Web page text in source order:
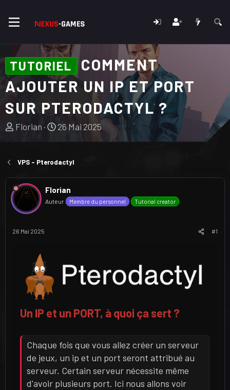
TUTORIEL
COMMENT
AJOUTER UN IP ET PORT
SUR PTERODACTYL ?
A
e
r
d
u
u
Florian
D
e
e
26 Mai 2025
VPS - Pterodactyl
Florian
Auteur Membre du personnel Tutorial creator
26 Mai 2025 #1
Un IP et un PORT, à quoi ça sert ?
Chaque fois que vous allez créer un serveur
de jeux, un ip et un port seront attribué au
serveur. Certain serveur nécessite même
d'avoir plusieurs port. Ici nous allons voir